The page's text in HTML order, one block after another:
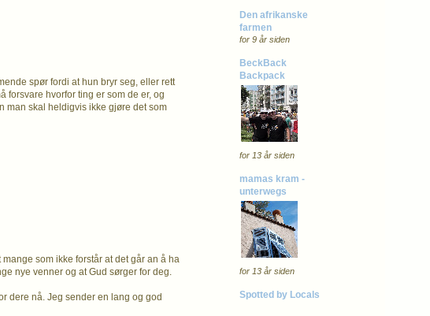
spør fordi at hun bryr seg, eller rett
forsvare hvorfor ting er som de er, og
man skal heldigvis ikke gjøre det som
som ikke forstår at det går an å ha
nye venner og at Gud sørger for deg.
dere nå. Jeg sender en lang og god
Den afrikanske
farmen
for 9 år siden
BeckBack
Backpack
for 13 år siden
mamas kram -
unterwegs
for 13 år siden
Spotted by Locals